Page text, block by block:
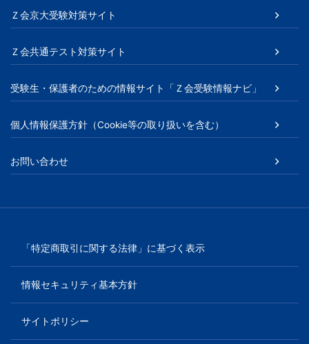
Ｚ会京大受験対策サイト
Ｚ会共通テスト対策サイト
受験生・保護者のための情報サイト「Ｚ会受験情報ナビ」
個人情報保護方針（Cookie等の取り扱いを含む）
お問い合わせ
「特定商取引に関する法律」に基づく表示
情報セキュリティ基本方針
サイトポリシー